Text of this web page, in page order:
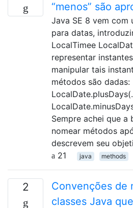
“menos” são
Java SE 8 vem com
para datas,
LocalTimee
representar
manipular tais
métodos são dadas:
Sempre achei que a
nomear métodos
descrevem seu
21
java methods
2
Convenções de
classes Java